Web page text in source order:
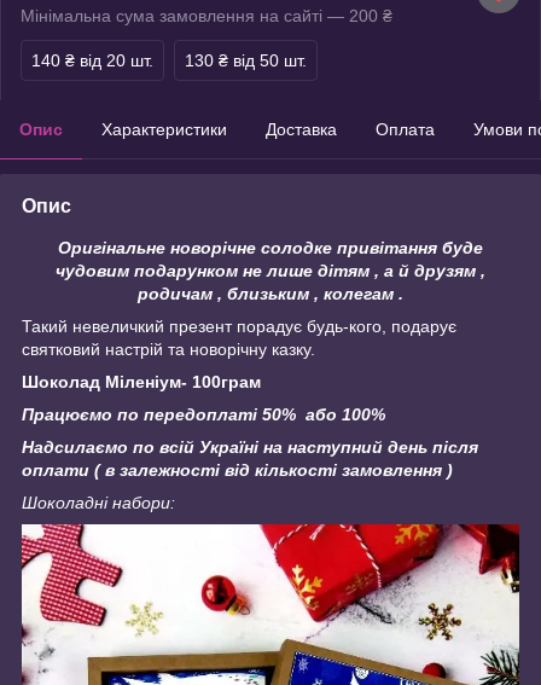
Мінімальна сума замовлення на сайті — 200 ₴
140 ₴ від 20 шт. 130 ₴ від 50 шт.
Опис Характеристики Доставка Оплата Умови
Опис
Оригінальне новорічне солодке привітання буде
чудовим подарунком не лише дітям , а й друзям ,
родичам , близьким , колегам .
Такий невеличкий презент порадує будь-кого, подарує
святковий настрій та новорічну казку.
Шоколад Міленіум- 100грам
Працюємо по передоплаті 50% або 100%
Надсилаємо по всій Україні на наступний день після
оплати ( в залежності від кількості замовлення )
Шоколадні набори: